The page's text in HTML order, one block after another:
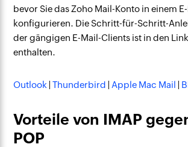
bevor Sie das Zoho Mail-Konto in einem
konfigurieren. Die Schritt-für-Schritt-
der gängigen E-Mail-Clients ist in den
enthalten.
Outlook |Thunderbird Apple Mac Mail
Vorteile von IMAP
POP